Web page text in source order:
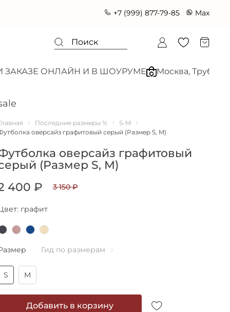
+7 (999) 877-79-85 Max
ОНЛАЙН И В ШОУРУМЕ Москва, Трубная ул.,
Последние размеры %
S-M
оверсайз графитовый серый (Размер S, M)
оверсайз графитовый
(Размер S, M)
400 ₽
3 150 ₽
Добавить в корзину
графит
Гид по размерам
S M